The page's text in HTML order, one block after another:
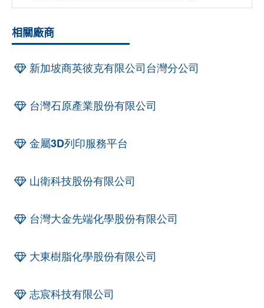
相關廠商
新加坡商英彼克有限公司台灣分公司
台灣石原產業股份有限公司
金屬3D列印服務平台
山衛科技股份有限公司
台灣大金先端化學股份有限公司
大東樹脂化學股份有限公司
志宸科技有限公司